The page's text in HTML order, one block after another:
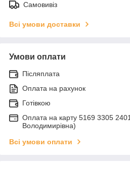
Самовивіз
Всі умови доставки
Умови оплати
Післяплата
Оплата на рахунок
Готівкою
Оплата на карту 5169 3305
Володимирівна)
Всі умови оплати